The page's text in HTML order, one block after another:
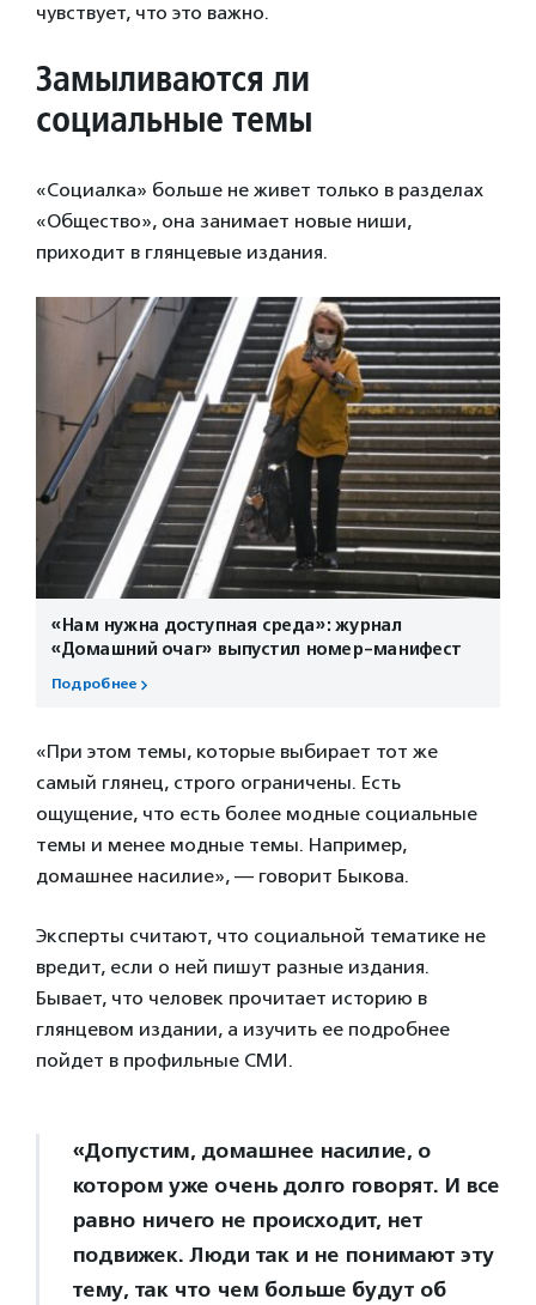
чувствует, что это важно.
Замыливаются ли
социальные темы
«Социалка» больше не живет только в разделах
«Общество», она занимает новые ниши,
приходит в глянцевые издания.
«Нам нужна доступная среда»: журнал
«Домашний очаг» выпустил номер-манифест
Подробнее
«При этом темы, которые выбирает тот же
самый глянец, строго ограничены. Есть
ощущение, что есть более модные социальные
темы и менее модные темы. Например,
домашнее насилие», — говорит Быкова.
Эксперты считают, что социальной тематике не
вредит, если о ней пишут разные издания.
Бывает, что человек прочитает историю в
глянцевом издании, а изучить ее подробнее
пойдет в профильные СМИ.
«Допустим, домашнее насилие, о
котором уже очень долго говорят. И все
равно ничего не происходит, нет
подвижек. Люди так и не понимают эту
тему, так что чем больше будут об